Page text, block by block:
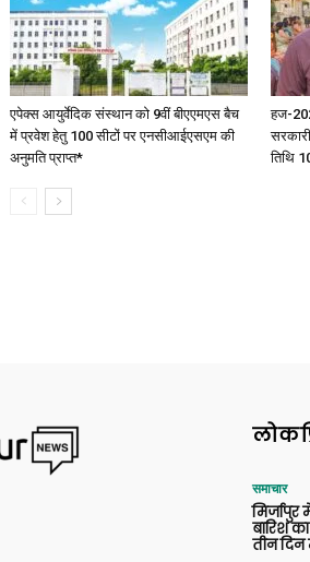
एपेक्स आयुर्वेदिक संस्थान को 9वीं बीएएमएस बैच
में प्रवेश हेतु 100 सीटों पर एनसीआईएसएम की
अनुमति प्राप्त*
हज-
तिथि
समाचार
मिर्जापुर
बारिश
तीन दिन